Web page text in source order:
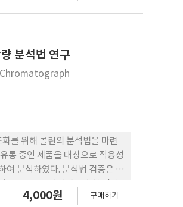
분석법 연구
를 위해 콜린의 분석법을 마련
통 중인 제품을 대상으로 적용성
여 분석하였다. 분석법 검증은 특
질 첨가법을 이용하여 정확성
4,000원 구매하기